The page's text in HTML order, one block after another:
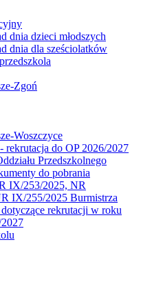
dnia dzieci młodszych
dnia dla sześciolatków
Zgoń
Woszczyce
rekrutacja do OP 2026/2027
Przedszkolnego
do pobrania
IX/253/2025, NR
IX/255/2025 Burmistrza
rekrutacji w roku